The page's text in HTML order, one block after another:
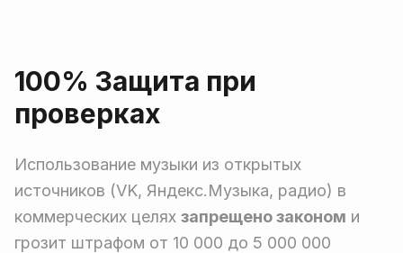
100% Защита при
проверках
Использование музыки из открытых
источников (VK, Яндекс.Музыка, радио) в
коммерческих целях запрещено законом и
грозит штрафом от 10 000 до 5 000 000